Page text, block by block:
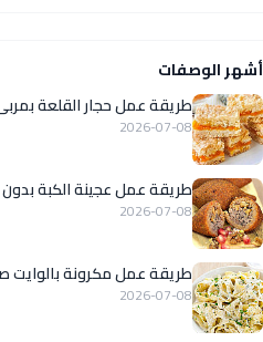
أشهر الوصفات
طريقة عمل حجار القلعة
2026-07-08
طريقة عمل عجينة الكبة
2026-07-08
طريقة عمل مكرونة
2026-07-08